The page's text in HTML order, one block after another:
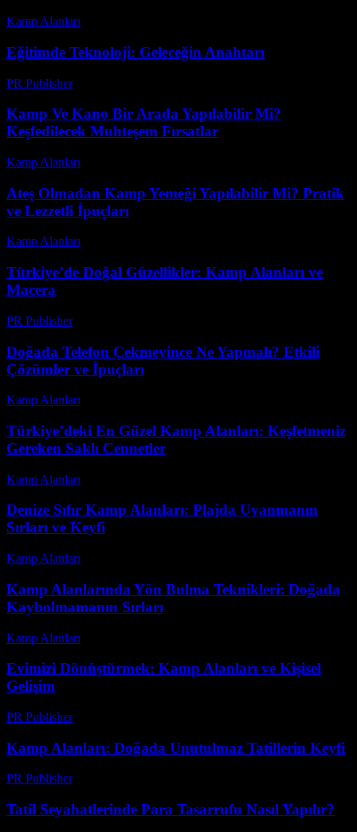
Kamp Alanları
Eğitimde Teknoloji: Geleceğin Anahtarı
PR Publisher-
Kamp Ve Kano Bir Arada Yapılabilir Mi?
Keşfedilecek Muhteşem Fırsatlar
Kamp Alanları
Ateş Olmadan Kamp Yemeği Yapılabilir Mi? Pratik
ve Lezzetli İpuçları
Kamp Alanları
Türkiye’de Doğal Güzellikler: Kamp Alanları ve
Macera
PR Publisher-
Doğada Telefon Çekmeyince Ne Yapmalı? Etkili
Çözümler ve İpuçları
Kamp Alanları
Türkiye’deki En Güzel Kamp Alanları: Keşfetmeniz
Gereken Saklı Cennetler
Kamp Alanları
Denize Sıfır Kamp Alanları: Plajda Uyanmanın
Sırları ve Keyfi
Kamp Alanları
Kamp Alanlarında Yön Bulma Teknikleri: Doğada
Kaybolmamanın Sırları
Kamp Alanları
Evimizi Dönüştürmek: Kamp Alanları ve Kişisel
Gelişim
PR Publisher-
Kamp Alanları: Doğada Unutulmaz Tatillerin Keyfi
PR Publisher-
Tatil Seyahatlerinde Para Tasarrufu Nasıl Yapılır?